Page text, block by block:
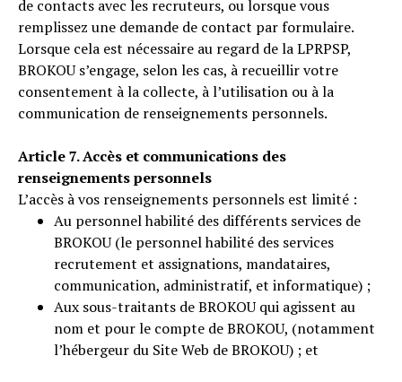
de contacts avec les recruteurs, ou lorsque vous
remplissez une demande de contact par formulaire.
Lorsque cela est nécessaire au regard de la LPRPSP,
BROKOU s’engage, selon les cas, à recueillir votre
consentement à la collecte, à l’utilisation ou à la
communication de renseignements personnels.
Article 7. Accès et communications des
renseignements personnels
L’accès à vos renseignements personnels est limité :
Au personnel habilité des différents services de
BROKOU (le personnel habilité des services
recrutement et assignations, mandataires,
communication, administratif, et informatique) ;
Aux sous-traitants de BROKOU qui agissent au
nom et pour le compte de BROKOU, (notamment
l’hébergeur du Site Web de BROKOU) ; et